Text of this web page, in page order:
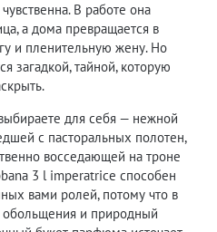
В работе она
а дома превращается в
и пленительную жену. Но
загадкой, тайной, которую
для себя — нежной
с пасторальных полотен,
восседающей на троне
3 l imperatrice способен
вами ролей, потому что в
и природный